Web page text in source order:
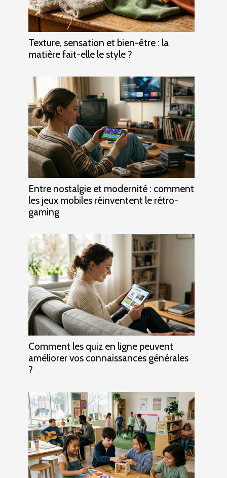
Texture, sensation et bien-être : la
matière fait-elle le style ?
Entre nostalgie et modernité : comment
les jeux mobiles réinventent le rétro-
gaming
Comment les quiz en ligne peuvent
améliorer vos connaissances générales
?